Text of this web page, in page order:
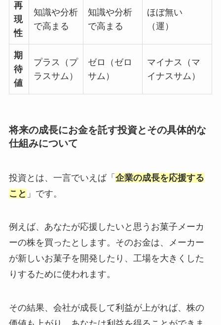
再
現
性
知識や分析
で高まる
知識や分析
で高まる
ほぼ無い
（運）
期
待
値
プラス（プ
ラスサム）
ゼロ（ゼロ
サム）
マイナス（マ
イナスサム）
将来の成長にお金を託す投資とその具体的な
仕組みについて
投資とは、一言でいえば「 企業の成長を応援する
こと 」です。
例えば、あなたが応援したいと思うお菓子メーカ
ーの株を買ったとします。そのお金は、メーカー
が新しいお菓子を開発したり、工場を大きくした
りするために使われます。
その結果、会社が成長して利益が上がれば、株の